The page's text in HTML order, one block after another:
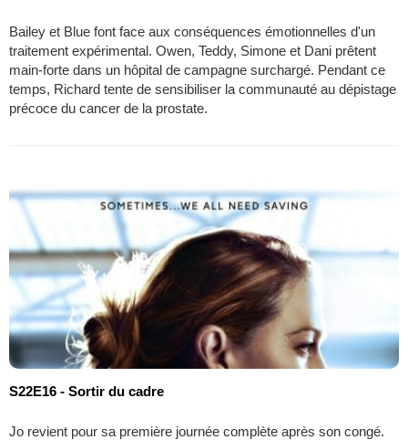
Bailey et Blue font face aux conséquences émotionnelles d'un
traitement expérimental. Owen, Teddy, Simone et Dani prêtent
main-forte dans un hôpital de campagne surchargé. Pendant ce
temps, Richard tente de sensibiliser la communauté au dépistage
précoce du cancer de la prostate.
S22E16 - Sortir du cadre
Jo revient pour sa première journée complète après son congé.